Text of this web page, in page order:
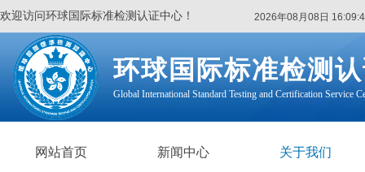
欢迎访问环球国际标准检测认证中心！ 2026年08月08日
环球国际标准检测
Global International Standard Testing and Certification Service
网站首页 新闻中心 关于我们